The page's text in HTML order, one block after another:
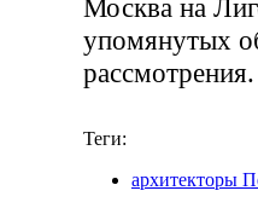
Москва на
упомянутых
рассмотрения.
Теги:
архитекторы